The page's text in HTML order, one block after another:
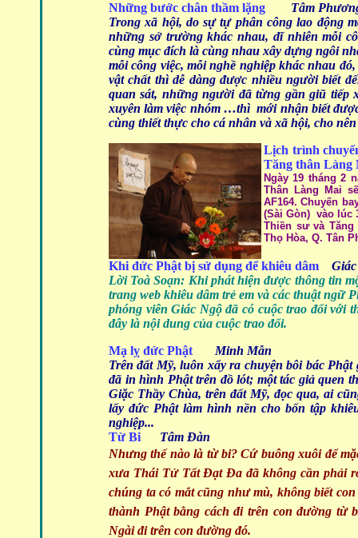
Những bước chân thầm lặng
Tâm
Trong xã hội, do sự tự phân công lao động
những sở trường khác nhau, dĩ nhiên mỗi
cùng mục đích là cùng nhau xây dựng ngôi
mỗi công việc, mỗi nghề nghiệp khác nhau
vật chất thì dễ dàng được nhiều người biết
quan sát, những người đã từng gần giũ
xuyên làm việc nhóm …thì mới nhận biết
cùng thiết thực cho cá nhân và xã hội, cho
Lịch trình
Tăng thân Làng
Ngày 19 tháng 2
Thân Làng Mai
AF164. Chuyến
(Sài Gòn) vào lúc
Thiền sư và Tăng
Thọ Hòa, Q. Tân
Khi đức Phật bị sử dụng để khiêu dâm
Lời Toà Soạn: Khi phát hiện được thông tin
trang web khiêu dâm trẻ em và các thuật ngữ
phóng viên Giác Ngộ đã có cuộc trao đổi
đây là nội dung của cuộc trao đổi.
Mạ lỵ đức Phật Minh Mẫn
Trên đất Mỹ, luôn xẩy ra chuyện bôi bác
đã in hình Phật trên đồ lót; một tác giả quen
Giặc Thầy Chùa, trên đất Mỹ, đọc qua, ai
lấy đức Phật làm hình nền cho bốn tập
nghiệp...
Từ Bi
Tâm Đàn
Nhưng thế nào là từ bi? Cứ buông xuôi để
xưa Thái Tử Tất Đạt Đa đã không cần phải
chúng ta có mắt cũng như mù, không biết
thành Phật bằng cách đi trên con đường từ
Ngài đi trên con đường đó.